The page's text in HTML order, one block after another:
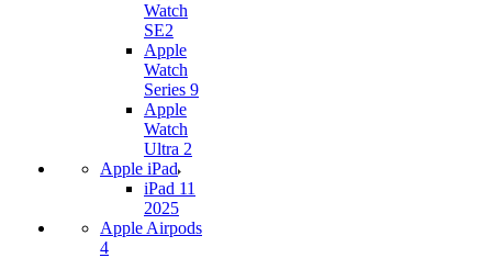
Watch
SE2
Apple
Watch
Series 9
Apple
Watch
Ultra 2
Apple iPad
iPad 11
2025
Apple Airpods
4